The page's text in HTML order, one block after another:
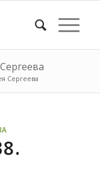
Сергеева